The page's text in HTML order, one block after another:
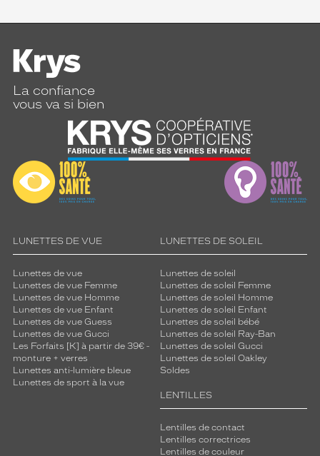
La confiance
vous va si bien
LUNETTES DE VUE
Lunettes de vue
Lunettes de vue Femme
Lunettes de vue Homme
Lunettes de vue Enfant
Lunettes de vue Guess
Lunettes de vue Gucci
Les Forfaits [K] à partir de 39€ -
monture + verres
Lunettes anti-lumière bleue
Lunettes de sport à la vue
LUNETTES DE SOLEIL
Lunettes de soleil
Lunettes de soleil Femme
Lunettes de soleil Homme
Lunettes de soleil Enfant
Lunettes de soleil bébé
Lunettes de soleil Ray-Ban
Lunettes de soleil Gucci
Lunettes de soleil Oakley
Soldes
LENTILLES
Lentilles de contact
Lentilles correctrices
Lentilles de couleur